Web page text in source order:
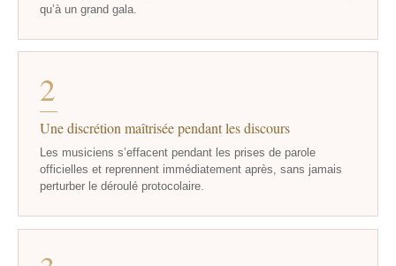
qu’à un grand gala.
2
Une discrétion maîtrisée pendant les discours
Les musiciens s’effacent pendant les prises de parole
officielles et reprennent immédiatement après, sans jamais
perturber le déroulé protocolaire.